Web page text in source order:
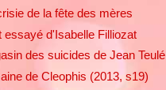
de la fête des mères
essayé d'Isabelle Filliozat
des suicides de Jean Teulé
de Cleophis (2013, s19)